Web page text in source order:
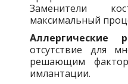
Заменители
максимальный
Аллергические
отсутствие для
решающим
имлантации.